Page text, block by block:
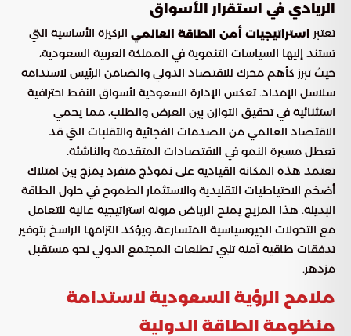
الريادي في استقرار الأسواق
تعتبر استراتيجيات أمن الطاقة العالمي الركيزة الأساسية التي
تستند إليها السياسات التنموية في المملكة العربية السعودية،
حيث تبرز كأهم محرك للاقتصاد الدولي والضامن الرئيس لاستدامة
سلاسل الإمداد. تعكس الإدارة السعودية لأسواق النفط احترافية
استثنائية في تحقيق التوازن بين العرض والطلب، مما يحمي
الاقتصاد العالمي من الصدمات الفجائية والتقلبات التي قد
تعطل مسيرة النمو في الاقتصادات المتقدمة والناشئة.
تعتمد هذه المكانة القيادية على نموذج متفرد يمزج بين امتلاك
أضخم الاحتياطيات التقليدية والاستثمار الطموح في حلول الطاقة
البديلة. هذا المزيج يمنح الرياض مرونة استراتيجية عالية للتعامل
مع التحولات الجيوسياسية المتسارعة، ويؤكد التزامها الراسخ بتوفير
تدفقات طاقية آمنة تلبي تطلعات المجتمع الدولي نحو مستقبل
مزدهر.
ملامح الرؤية السعودية لاستدامة
منظومة الطاقة الدولية